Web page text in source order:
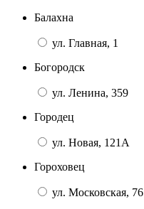
Балахна
ул. Главная, 1
Богородск
ул. Ленина, 359
Городец
ул. Новая, 121А
Гороховец
ул. Московская, 76